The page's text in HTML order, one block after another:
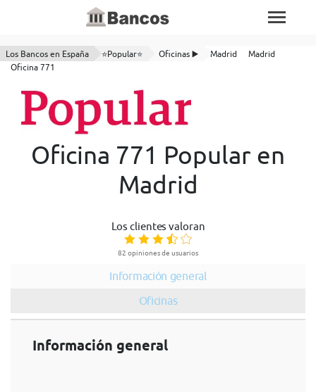
Los Bancos en España ⭐Popular⭐ Oficinas ▶️ Madrid
Madrid
Oficina 771
Oficina 771 Popular en
Madrid
Los clientes valoran
82 opiniones de usuarios
Información general
Oficinas
Información general